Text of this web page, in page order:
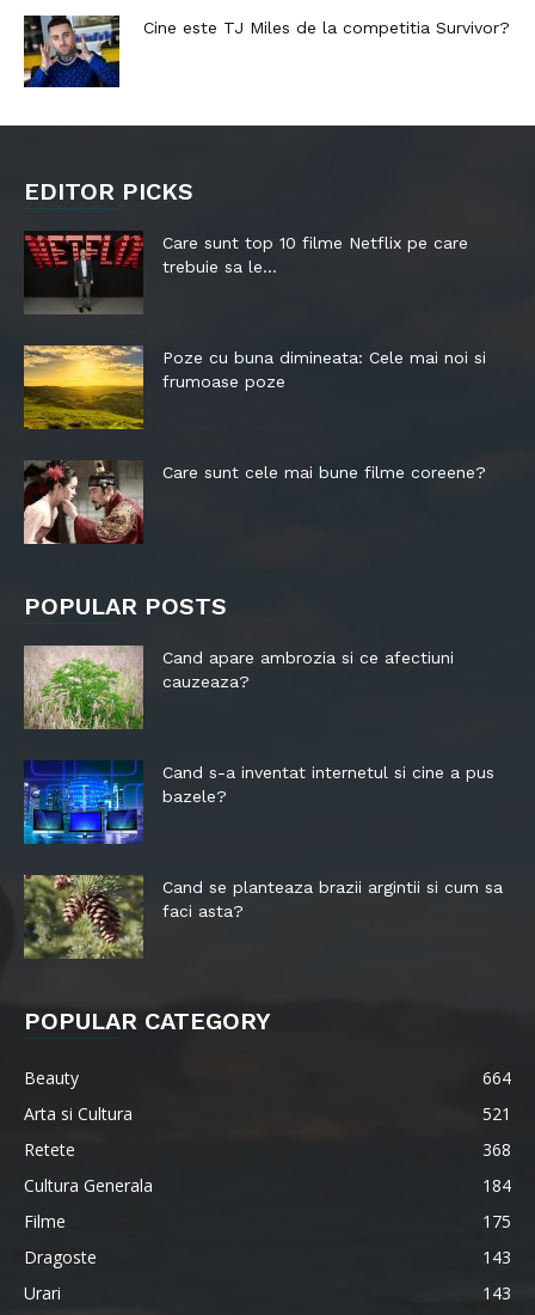
Cine este TJ Miles de la competitia Survivor?
EDITOR PICKS
Care sunt top 10 filme Netflix pe care
trebuie sa le...
Poze cu buna dimineata: Cele mai noi si
frumoase poze
Care sunt cele mai bune filme coreene?
POPULAR POSTS
Cand apare ambrozia si ce afectiuni
cauzeaza?
Cand s-a inventat internetul si cine a pus
bazele?
Cand se planteaza brazii argintii si cum sa
faci asta?
POPULAR CATEGORY
Beauty
664
Arta si Cultura
521
Retete
368
Cultura Generala
184
Filme
175
Dragoste
143
Urari
143